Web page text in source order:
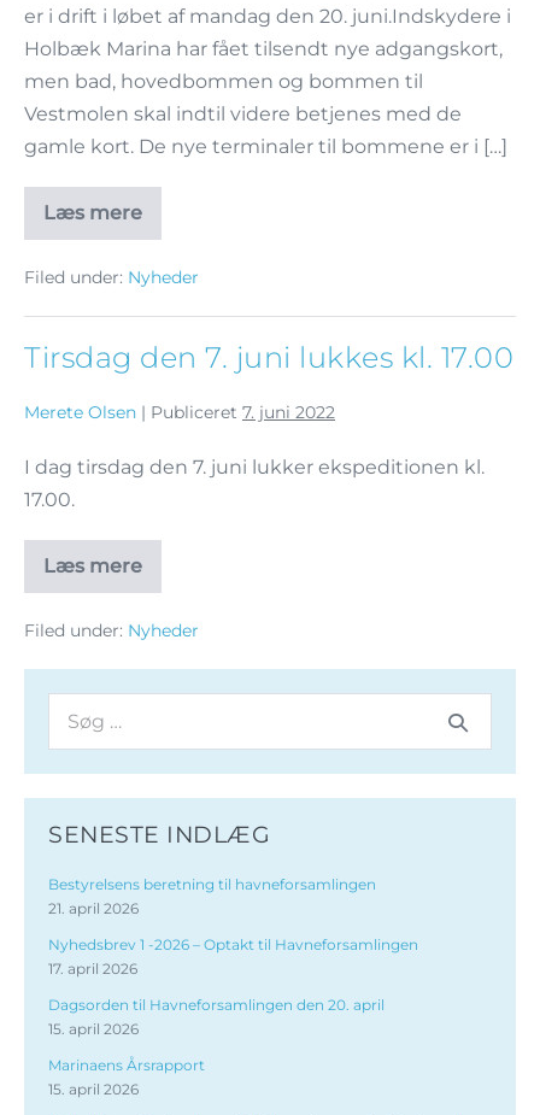
er i drift i løbet af mandag den 20. juni.Indskydere i
Holbæk Marina har fået tilsendt nye adgangskort,
men bad, hovedbommen og bommen til
Vestmolen skal indtil videre betjenes med de
gamle kort. De nye terminaler til bommene er i […]
Læs mere
Filed under: Nyheder
Tirsdag den 7. juni lukkes kl. 17.00
Merete Olsen | Publiceret 7. juni 2022
I dag tirsdag den 7. juni lukker ekspeditionen kl.
17.00.
Læs mere
Filed under: Nyheder
SENESTE INDLÆG
Bestyrelsens beretning til havneforsamlingen
21. april 2026
Nyhedsbrev 1 -2026 – Optakt til Havneforsamlingen
17. april 2026
Dagsorden til Havneforsamlingen den 20. april
15. april 2026
Marinaens Årsrapport
15. april 2026